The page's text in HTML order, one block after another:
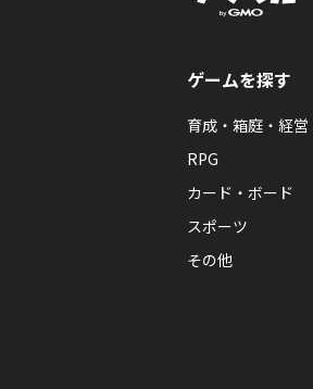
ゲームを探す
育成・箱庭・経営
RPG
カード・ボード
スポーツ
その他